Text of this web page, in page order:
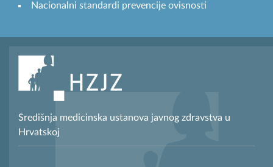
Nacionalni standardi prevencije ovisnosti
Središnja medicinska ustanova javnog zdravstva u
Hrvatskoj